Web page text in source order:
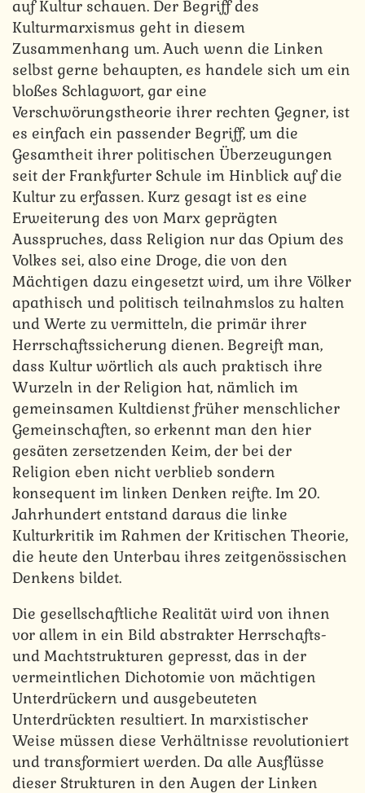
auf Kultur schauen. Der Begriff des
Kulturmarxismus geht in diesem
Zusammenhang um. Auch wenn die Linken
selbst gerne behaupten, es handele sich um ein
bloßes Schlagwort, gar eine
Verschwörungstheorie ihrer rechten Gegner, ist
es einfach ein passender Begriff, um die
Gesamtheit ihrer politischen Überzeugungen
seit der Frankfurter Schule im Hinblick auf die
Kultur zu erfassen. Kurz gesagt ist es eine
Erweiterung des von Marx geprägten
Ausspruches, dass Religion nur das Opium des
Volkes sei, also eine Droge, die von den
Mächtigen dazu eingesetzt wird, um ihre Völker
apathisch und politisch teilnahmslos zu halten
und Werte zu vermitteln, die primär ihrer
Herrschaftssicherung dienen. Begreift man,
dass Kultur wörtlich als auch praktisch ihre
Wurzeln in der Religion hat, nämlich im
gemeinsamen Kultdienst früher menschlicher
Gemeinschaften, so erkennt man den hier
gesäten zersetzenden Keim, der bei der
Religion eben nicht verblieb sondern
konsequent im linken Denken reifte. Im 20.
Jahrhundert entstand daraus die linke
Kulturkritik im Rahmen der Kritischen Theorie,
die heute den Unterbau ihres zeitgenössischen
Denkens bildet.
Die gesellschaftliche Realität wird von ihnen
vor allem in ein Bild abstrakter Herrschafts-
und Machtstrukturen gepresst, das in der
vermeintlichen Dichotomie von mächtigen
Unterdrückern und ausgebeuteten
Unterdrückten resultiert. In marxistischer
Weise müssen diese Verhältnisse revolutioniert
und transformiert werden. Da alle Ausflüsse
dieser Strukturen in den Augen der Linken